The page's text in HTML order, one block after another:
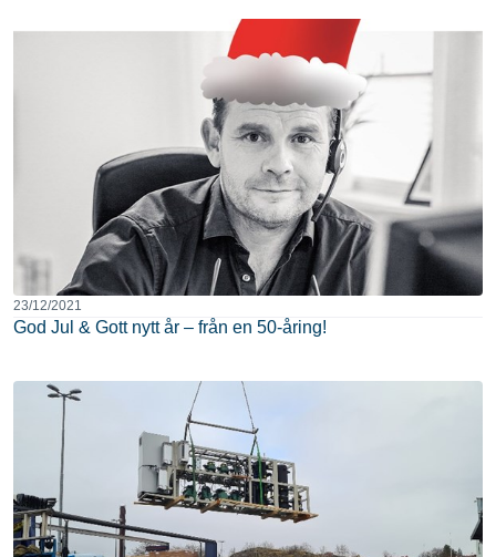
23/12/2021
God Jul & Gott nytt år – från en 50-åring!